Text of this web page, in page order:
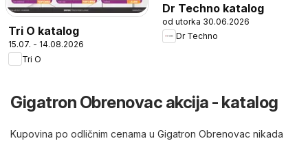
Tri O katalog
15.07. - 14.08.2026
Tri O
Dr Techno katalog
od utorka 30.06.2026
Dr Techno
Gigatron Obrenovac akcija - katalog
Kupovina po odličnim cenama u Gigatron Obrenovac nikada